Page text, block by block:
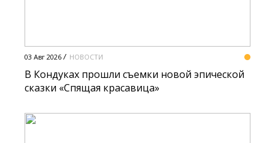
03 Авг 2026 НОВОСТИ
В Кондуках прошли съемки новой эпической
сказки «Спящая красавица»